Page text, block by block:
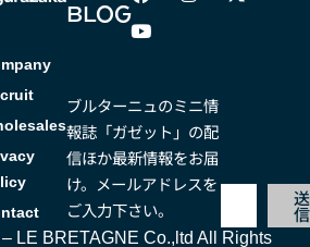
BLOG
ブルターニュのミニ情
報誌「ガゼット」の配
信ほか最新情報をお届
け。メールアドレスを
ご入力下さい。
送
信
LE BRETAGNE Co.,ltd All Rights